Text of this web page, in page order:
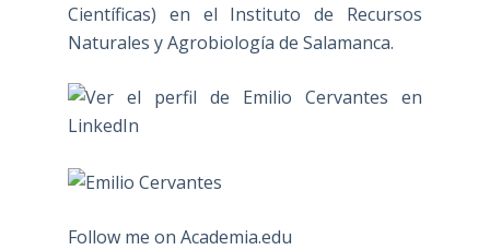
Científicas) en el Instituto de Recursos
Naturales y Agrobiología de Salamanca.
Follow me on Academia.edu